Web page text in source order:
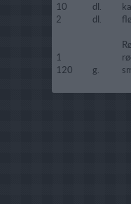
10
dl.
2
dl.
1
120
g.